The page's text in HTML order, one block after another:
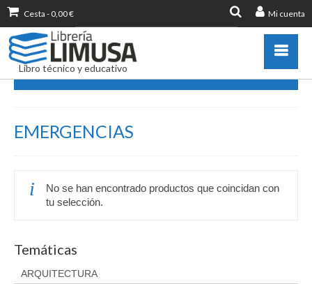
Mi cuenta
Cesta - 0,00€
Buscar
por:
Libro técnico y educativo
Novedades
Publicar con nosotros
Información sobre libro
Ayuda
EMERGENCIAS
No se han encontrado productos que coincidan con
tu selección.
Temáticas
ARQUITECTURA